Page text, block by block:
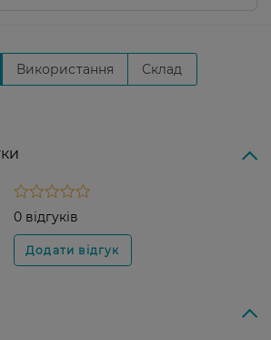
Використання Склад
0 відгуків